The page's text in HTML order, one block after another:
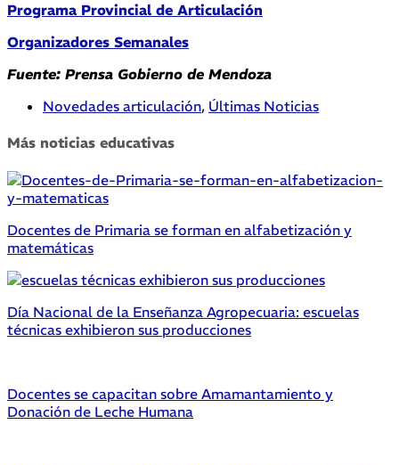
Programa Provincial de Articulación
Organizadores Semanales
Fuente: Prensa Gobierno de Mendoza
Novedades articulación, Últimas Noticias
Más noticias educativas
Docentes de Primaria se forman en alfabetización y
matemáticas
Día Nacional de la Enseñanza Agropecuaria: escuelas
técnicas exhibieron sus producciones
Docentes se capacitan sobre Amamantamiento y
Donación de Leche Humana